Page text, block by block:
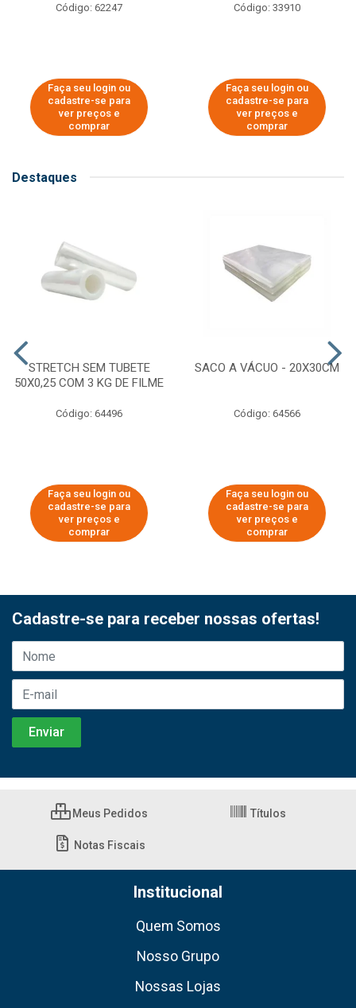
Código: 62247
Faça seu login ou
cadastre-se para
ver preços e
comprar
Código: 33910
Faça seu login ou
cadastre-se para
ver preços e
comprar
Destaques
STRETCH SEM TUBETE
50X0,25 COM 3 KG DE FILME
Código: 64496
Faça seu login ou
cadastre-se para
ver preços e
comprar
SACO A VÁCUO - 20X30CM
Código: 64566
Faça seu login ou
cadastre-se para
ver preços e
comprar
Cadastre-se para receber nossas ofertas!
Meus Pedidos Títulos
Notas Fiscais
Institucional
Quem Somos
Nosso Grupo
Nossas Lojas